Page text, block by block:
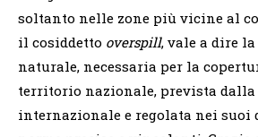
soltanto nelle zone più vicine al
il cosiddetto overspill, vale a dire
naturale, necessaria per la
territorio nazionale, prevista
internazionale e regolata nei suoi